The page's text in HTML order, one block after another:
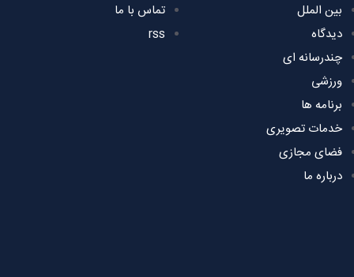
بین الملل
دیدگاه
چندرسانه ای
ورزشی
برنامه ها
خدمات تصویری
فضای مجازی
درباره ما
تماس با ما
rss